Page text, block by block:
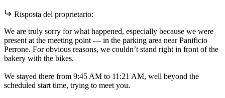
Risposta del proprietario:
We are truly sorry for what happened, especially because we were
present at the meeting point — in the parking area near Panificio
Perrone. For obvious reasons, we couldn’t stand right in front of the
bakery with the bikes.
We stayed there from 9:45 AM to 11:21 AM, well beyond the
scheduled start time, trying to meet you.